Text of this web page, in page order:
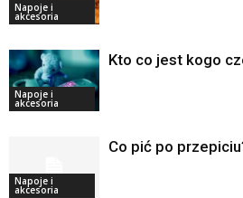
Napoje i
akcesoria
Napoje i
akcesoria
Kto co jest kogo
Napoje i
akcesoria
Co pić po